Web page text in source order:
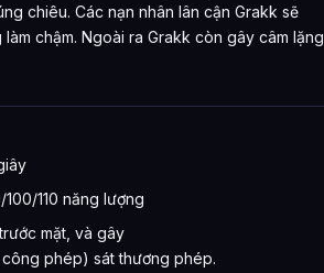
chiêu. Các nạn nhân lân cận Grakk sẽ
chậm. Ngoài ra Grakk còn gây câm lặng
110 năng lượng
mặt, và gây
công phép) sát thương phép.